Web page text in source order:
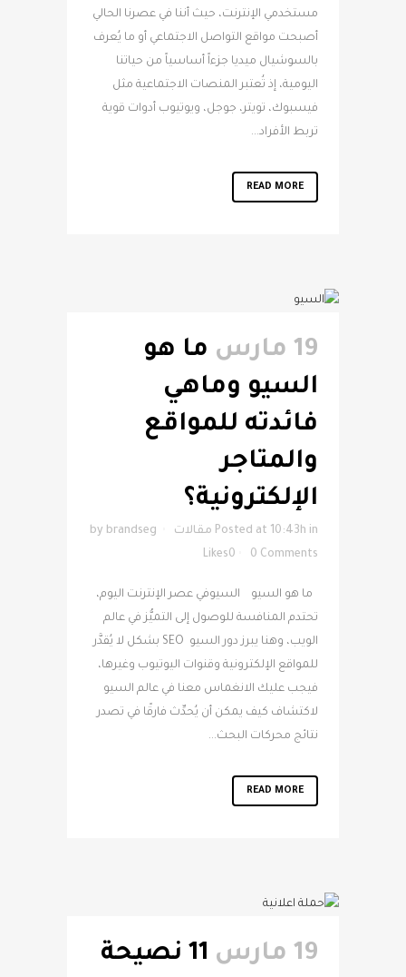
مستخدمي الإنترنت، حيث أننا في عصرنا الحالي
أصبحت مواقع التواصل الاجتماعي أو ما يُعرف
بالسوشيال ميديا جزءاً أساسياً من حياتنا
اليومية، إذ تُعتبر المنصات الاجتماعية مثل
فيسبوك، تويتر، جوجل، ويوتيوب أدوات قوية
تربط الأفراد...
READ MORE
19 مارس
ما هو
السيو وماهي
فائدته للمواقع
والمتاجر
الإلكترونية؟
Posted at 10:43h in مقالات by brandseg
0 Comments
0
Likes
ما هو السيو السيوفي عصر الإنترنت اليوم،
تحتدم المنافسة للوصول إلى التميُّز في عالم
الويب، وهنا يبرز دور السيو SEO بشكل لا يُقدَّر
للمواقع الإلكترونية وقنوات اليوتيوب وغيرها،
فيجب عليك الانغماس معنا في عالم السيو
لاكتشاف كيف يمكن أن يُحدِّث فارقًا في تصدر
نتائج محركات البحث...
READ MORE
19 مارس 11 نصيحة